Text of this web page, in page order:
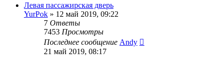
Левая пассажирская дверь
YurPok » 12 май 2019, 09:22
7 Ответы
7453 Просмотры
Последнее сообщение Andy
21 май 2019, 08:17